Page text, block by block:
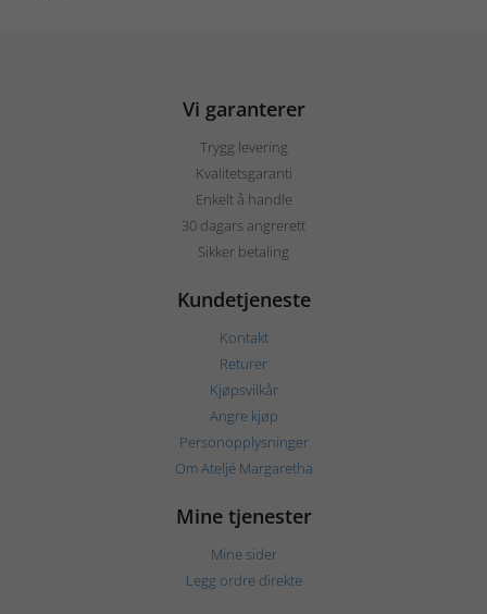
Vi garanterer
Trygg levering
Kvalitetsgaranti
Enkelt å handle
30 dagars angrerett
Sikker betaling
Kundetjeneste
Kontakt
Returer
Kjøpsvilkår
Angre kjøp
Personopplysninger
Om Ateljé Margaretha
Mine tjenester
Mine sider
Legg ordre direkte